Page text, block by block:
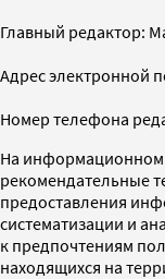
Главный редактор:
Адрес электронной
Номер телефона
На информационном
рекомендательные
предоставления
систематизации и
к предпочтениям
находящихся на